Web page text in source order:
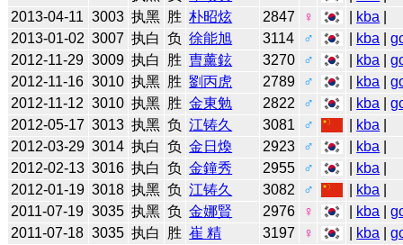
2013-04-11 3003 执黑 胜 朴昭炫 2847 ♀ kba
2013-01-02 3007 执白 负 徐能旭 3114 ♂ kba |
2012-11-29 3009 执白 胜 曺薰鉉 3270 ♂ kba |
2012-11-16 3010 执黑 胜 劉丙虎 2789 ♂ kba |
2012-11-12 3010 执黑 胜 金東勉 2822 ♂ kba |
2012-05-17 3013 执黑 负 江铸久 3081 ♂ kba
2012-03-29 3014 执白 负 金日煥 2923 ♂ kba
2012-02-13 3016 执白 负 金鐘秀 2955 ♂ kba
2012-01-19 3018 执黑 负 江铸久 3082 ♂ kba
2011-07-19 3035 执黑 负 金娜賢 2976 ♀ kba |
2011-07-18 3035 执白 胜 崔 精 3197 ♀ kba |